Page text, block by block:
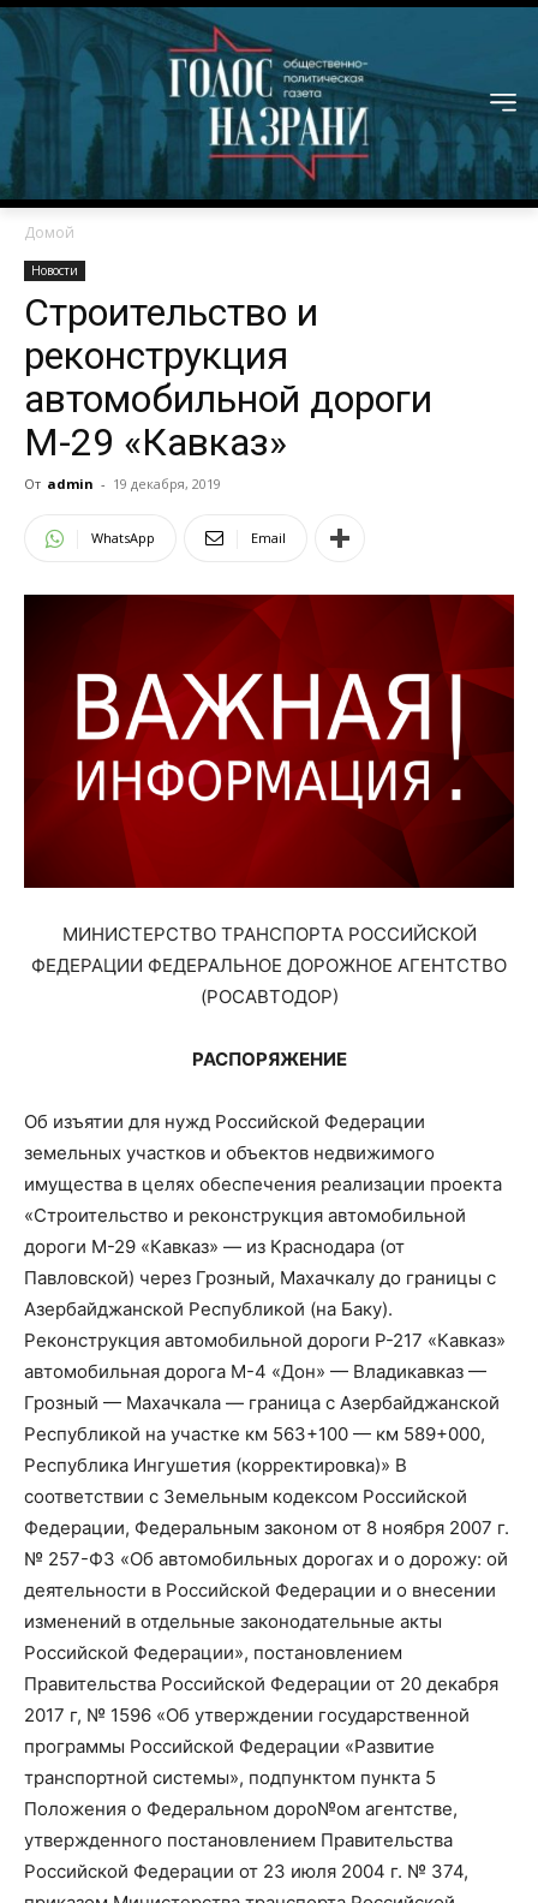
Домой
Новости
Строительство и
реконструкция
автомобильной дороги
М-29 «Кавказ»
От admin - 19 декабря, 2019
WhatsApp Email
МИНИСТЕРСТВО ТРАНСПОРТА РОССИЙСКОЙ
ФЕДЕРАЦИИ ФЕДЕРАЛЬНОЕ ДОРОЖНОЕ АГЕНТСТВО
(РОСАВТОДОР)
РАСПОРЯЖЕНИЕ
Об изъятии для нужд Российской Федерации
земельных участков и объектов недвижимого
имущества в целях обеспечения реализации проекта
«Строительство и реконструкция автомобильной
дороги М-29 «Кавказ» — из Краснодара (от
Павловской) через Грозный, Махачкалу до границы с
Азербайджанской Республикой (на Баку).
Реконструкция автомобильной дороги Р-217 «Кавказ»
автомобильная дорога М-4 «Дон» — Владикавказ —
Грозный — Махачкала — граница с Азербайджанской
Республикой на участке км 563+100 — км 589+000,
Республика Ингушетия (корректировка)» В
соответствии с Земельным кодексом Российской
Федерации, Федеральным законом от 8 ноября 2007 г.
№ 257-ФЗ «Об автомобильных дорогах и о дорожу: ой
деятельности в Российской Федерации и о внесении
изменений в отдельные законодательные акты
Российской Федерации», постановлением
Правительства Российской Федерации от 20 декабря
2017 г, № 1596 «Об утверждении государственной
программы Российской Федерации «Развитие
транспортной системы», подпунктом пункта 5
Положения о Федеральном доро№ом агентстве,
утвержденного постановлением Правительства
Российской Федерации от 23 июля 2004 г. № 374,